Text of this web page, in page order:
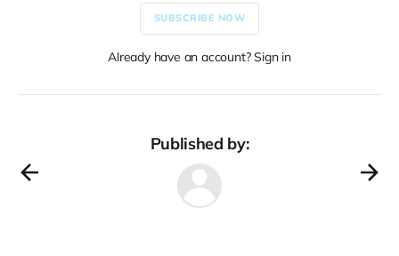
SUBSCRIBE NOW
Already have an account? Sign in
Published by: